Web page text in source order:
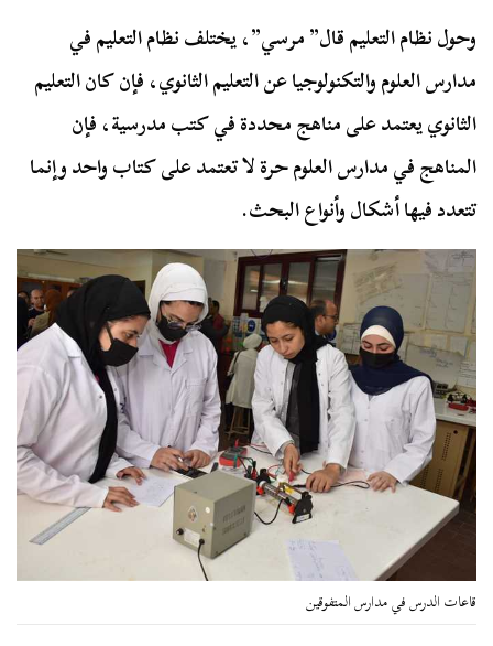
وحول نظام التعليم قال” مرسي”، يختلف نظام التعليم في
مدارس العلوم والتكنولوجيا عن التعليم الثانوي، فإن كان التعليم
الثانوي يعتمد على مناهج محددة في كتب مدرسية، فإن
المناهج في مدارس العلوم حرة لا تعتمد على كتاب واحد وإنما
تتعدد فيها أشكال وأنواع البحث.
قاعات الدرس في مدارس المتفوقين